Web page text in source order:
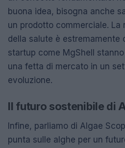
buona idea, bisogna anche
un prodotto commerciale. La
della salute è estremamente
startup come MgShell
una fetta di mercato in un
evoluzione.
Il futuro sostenibile di
Infine, parliamo di Algae
punta sulle alghe per un